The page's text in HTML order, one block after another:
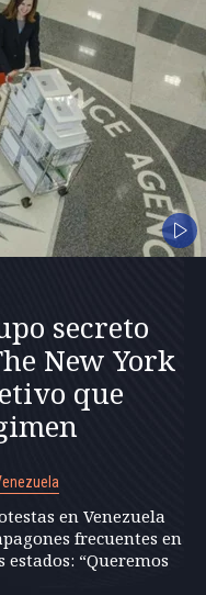
secreto
New York
que
en Venezuela
frecuentes en
estados: “Queremos